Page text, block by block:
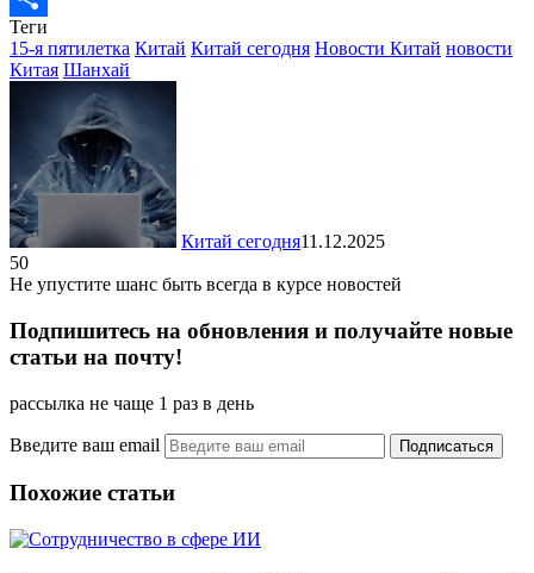
Отправить
Теги
15-я пятилетка Китай Китай сегодня Новости Китай новости
Китая Шанхай
Китай сегодня11.12.2025
50
Не упустите шанс быть всегда в курсе новостей
Подпишитесь на обновления и получайте новые
статьи на почту!
рассылка не чаще 1 раз в день
Введите ваш email
Похожие статьи